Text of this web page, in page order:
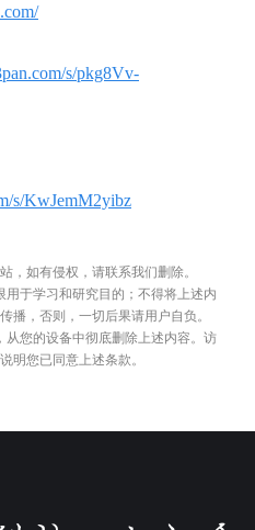
s/pkg8Vv-
s/KwJemM2yibz
，如有侵权，请联系我们删除。
于学习和研究目的；不得将上述内
播，否则，一切后果请用户自负。
从您的设备中彻底删除上述内容。访
明您已同意上述条款。